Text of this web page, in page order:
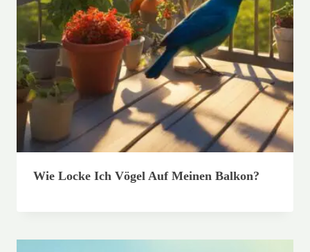
Wie Locke Ich Vögel Auf Meinen Balkon?